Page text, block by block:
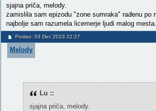
sjajna priča, melody.
zamislila sam epizodu "zone sumraka" rađenu po
najbolje sam razumela licemerje ljudi malog
Poslao: 03 Dec 2023 22:27
Melody
Lu ::
sjajna priča, melody.